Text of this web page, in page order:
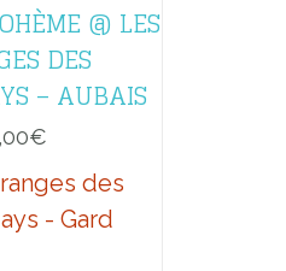
@ LES
DES
– AUBAIS
€
des
- Gard